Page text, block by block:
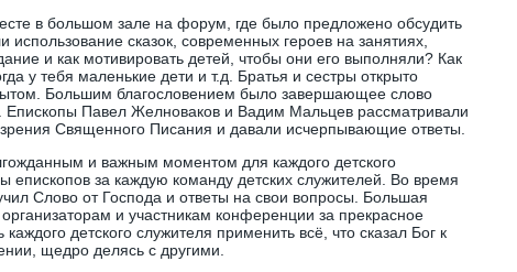
в большом зале на форум, где было предложено обсудить
использование сказок, современных героев на занятиях,
и как мотивировать детей, чтобы они его выполняли? Как
у тебя маленькие дети и т.д. Братья и сестры открыто
Большим благословением было завершающее слово
Епископы Павел Желноваков и Вадим Мальцев рассматривали
Священного Писания и давали исчерпывающие ответы.
и важным моментом для каждого детского
епископов за каждую команду детских служителей. Во время
Слово от Господа и ответы на свои вопросы. Большая
и участникам конференции за прекрасное
детского служителя применить всё, что сказал Бог к
щедро делясь с другими.